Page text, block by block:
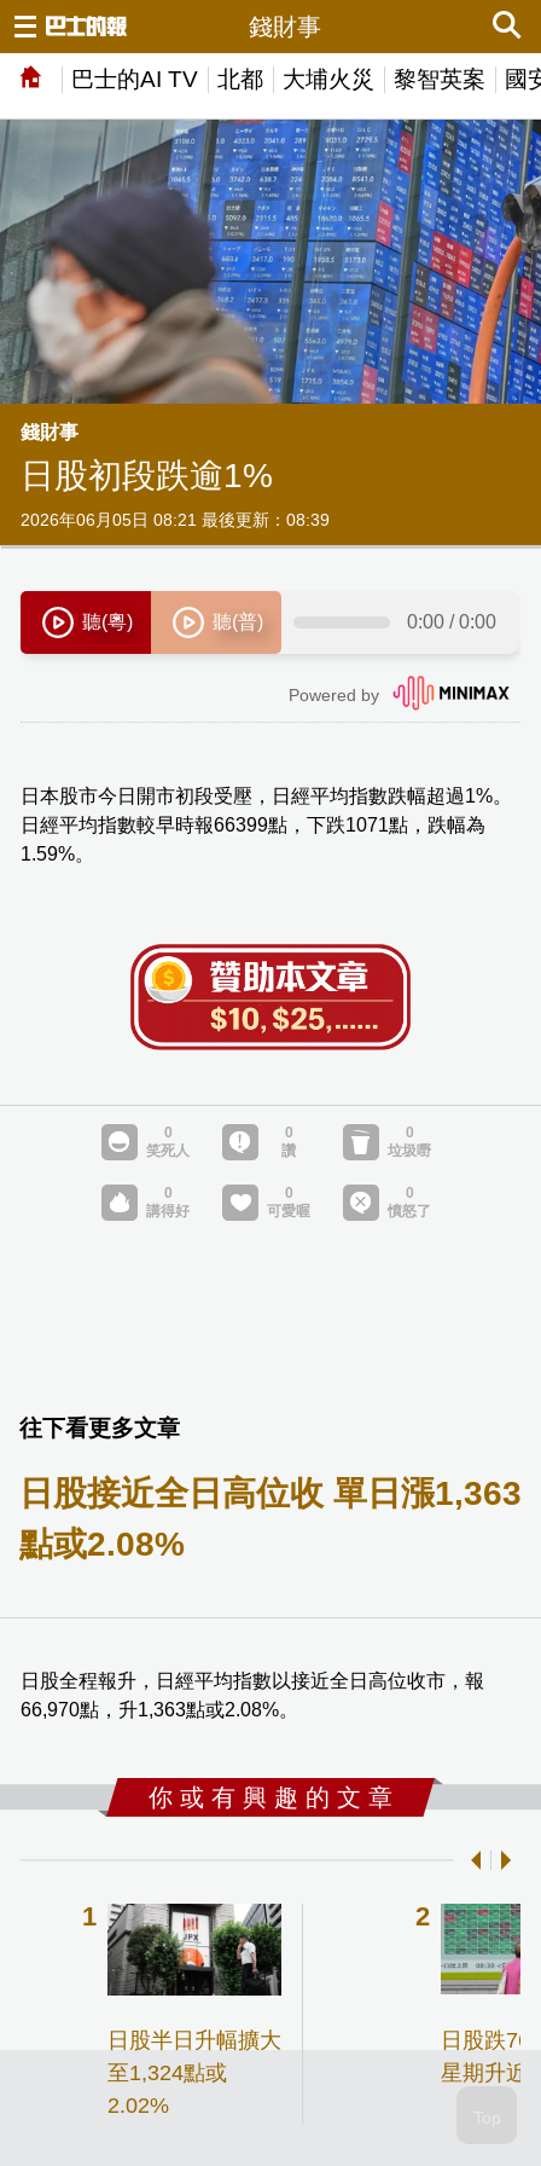
巴士的AI TV 北都 大埔火災 黎智英案 國
錢財事
錢財事
日股初段跌逾1%
2026年06月05日 08:21 最後更新：08:39
日本股市今日開市初段受壓，日經平均指數跌幅超過1%。
日經平均指數較早時報66399點，下跌1071點，跌幅為
1.59%。
往下看更多文章
日股接近全日高位收 單日漲1,363
點或2.08%
日股全程報升，日經平均指數以接近全日高位收市，報
66,970點，升1,363點或2.08%。
你 或 有 興 趣 的 文 章
日股半日升幅擴大
至1,324點或
2.02%
日股跌
星期升近